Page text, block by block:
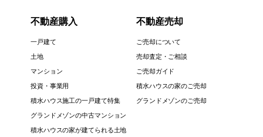
不動産購入
一戸建て
土地
マンション
投資・事業用
積水ハウス施工の一戸建て特集
グランドメゾンの中古マンション
積水ハウスの家が建てられる土地
不動産売却
ご売却について
売却査定・ご相談
ご売却ガイド
積水ハウスの家のご売却
グランドメゾンのご売却